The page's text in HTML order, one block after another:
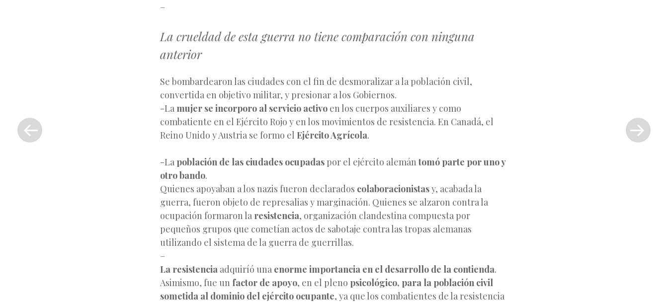
–
La crueldad de esta guerra no tiene comparación con ninguna
anterior
Se bombardearon las ciudades con el fin de desmoralizar a la población civil,
convertida en objetivo militar, y presionar a los Gobiernos.
-La mujer se incorporo al servicio activo en los cuerpos auxiliares y como
combatiente en el Ejército Rojo y en los movimientos de resistencia. En Canadá, el
Reino Unido y Austria se formo el Ejército Agrícola.
-La población de las ciudades ocupadas por el ejército alemántomó parte por uno y
otro bando.
Quienes apoyaban a los nazis fueron declarados colaboracionistasy, acabada la
guerra, fueron objeto de represalias y marginación. Quienes se alzaron contra la
ocupación formaron la resistencia, organización clandestina compuesta por
pequeños grupos que cometían actos de sabotaje contra las tropas alemanas
utilizando el sistema de la guerra de guerrillas.
–
La resistencia adquiríó una enorme importancia en el desarrollo de la contienda.
Asimismo, fue un factor de apoyo, en el pleno psicológico, para la población civil
sometida al dominio del ejército ocupante, ya que los combatientes de la resistencia
Entrada
anterior
entrada